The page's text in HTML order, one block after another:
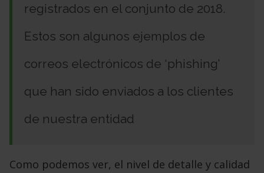
registrados en el conjunto de 2018.
Estos son algunos ejemplos de
correos electrónicos de ‘phishing’
que han sido enviados a los clientes
de nuestra entidad
Como podemos ver, el nivel de detalle y calidad